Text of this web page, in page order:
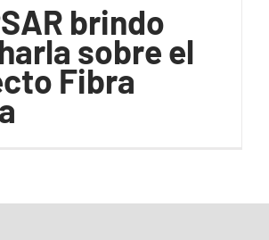
brindo
sobre el
Fibra